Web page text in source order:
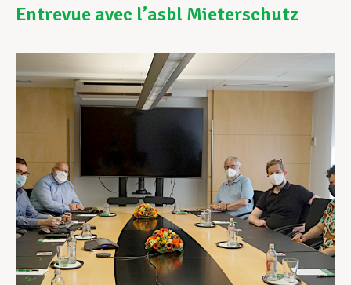
Vos droits
Assistance en vie privée
Développement professionnel
Devenir Membre
Actualités
Entrevue avec l’asbl Mieterschutz